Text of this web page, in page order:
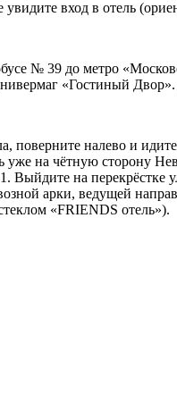
увидите вход в отель
№ 39 до метро
«Гостиный
поверните налево и
уже на чётную сторону
Выйдите на
арки, ведущей
«FRIENDS отель»).